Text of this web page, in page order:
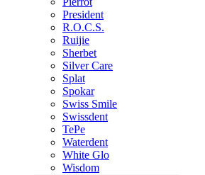
President
R.O.C.S.
Ruijie
Sherbet
Silver Care
Splat
Spokar
Swiss Smile
Swissdent
TePe
Waterdent
White Glo
Wisdom